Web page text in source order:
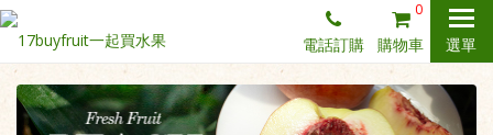
選單
電話訂購
0
購物車